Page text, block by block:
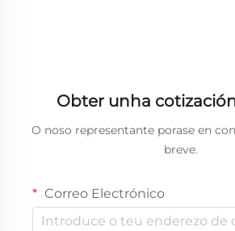
Obter unha
O noso representante porase en
breve.
Correo Electrónico